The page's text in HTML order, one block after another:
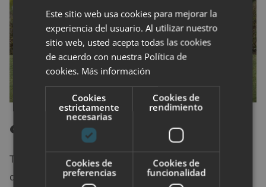
¿Cómo solicitarlo?
Todos estos derechos están recogidos en el Estatuto
de los Trabajadores y en la Ley de Conciliación.
Este sitio web usa cookies para mejorar la
experiencia del usuario. Al utilizar nuestro
sitio web, usted acepta todas las cookies
de acuerdo con nuestra Política de
cookies. Más información
Cookies
estrictamente
necesarias
Cookies de
rendimiento
Cookies de
preferencias
Cookies de
funcionalidad